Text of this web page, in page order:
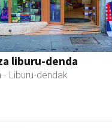
liburu-denda
- Liburu-dendak